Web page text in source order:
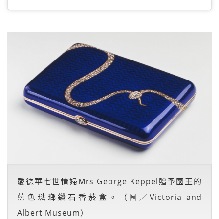
愛德華七世情婦Mrs George Keppel贈予國王的
藍色琺瑯鑽石香菸盒。（圖／Victoria and
Albert Museum）